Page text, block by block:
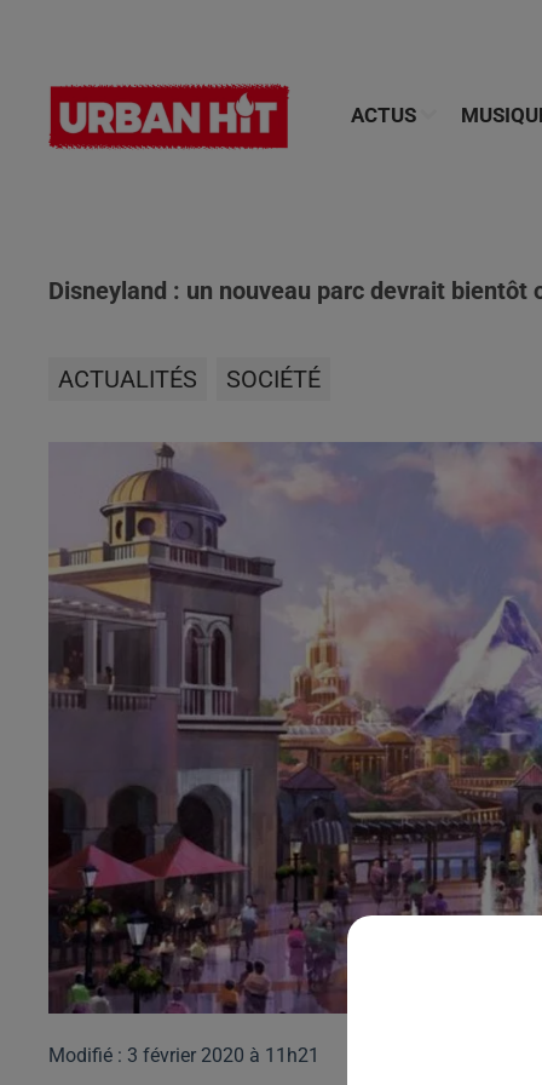
ACTUS
Disneyland : un nouveau parc devrait bientôt
ACTUALITÉS SOCIÉTÉ
Modifié : 3 février 2020 à 11h21